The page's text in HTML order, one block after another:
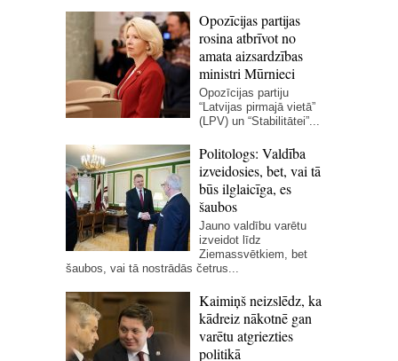
Opozīcijas partijas
rosina atbrīvot no
amata aizsardzības
ministri Mūrnieci
Opozīcijas partiju
“Latvijas pirmajā vietā”
(LPV) un “Stabilitātei”...
Politologs: Valdība
izveidosies, bet, vai tā
būs ilglaicīga, es
šaubos
Jauno valdību varētu
izveidot līdz
Ziemassvētkiem, bet
šaubos, vai tā nostrādās četrus...
Kaimiņš neizslēdz, ka
kādreiz nākotnē gan
varētu atgriezties
politikā